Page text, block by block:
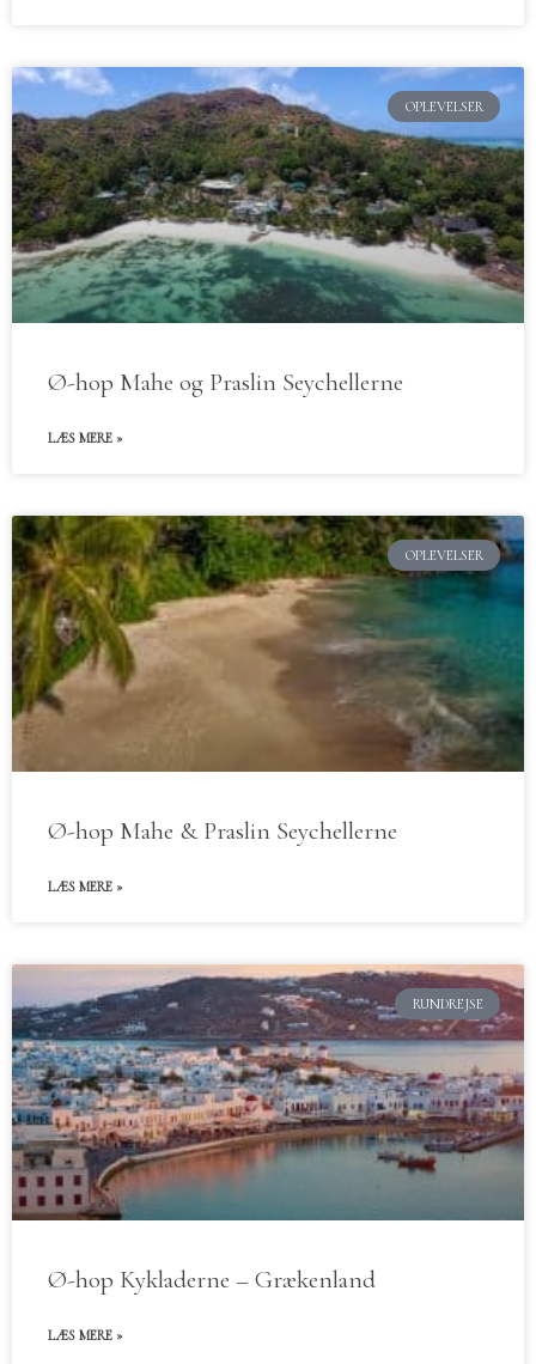
OPLEVELSER
Ø-hop Mahe og Praslin Seychellerne
LÆS MERE »
OPLEVELSER
Ø-hop Mahe & Praslin Seychellerne
LÆS MERE »
RUNDREJSE
Ø-hop Kykladerne – Grækenland
LÆS MERE »